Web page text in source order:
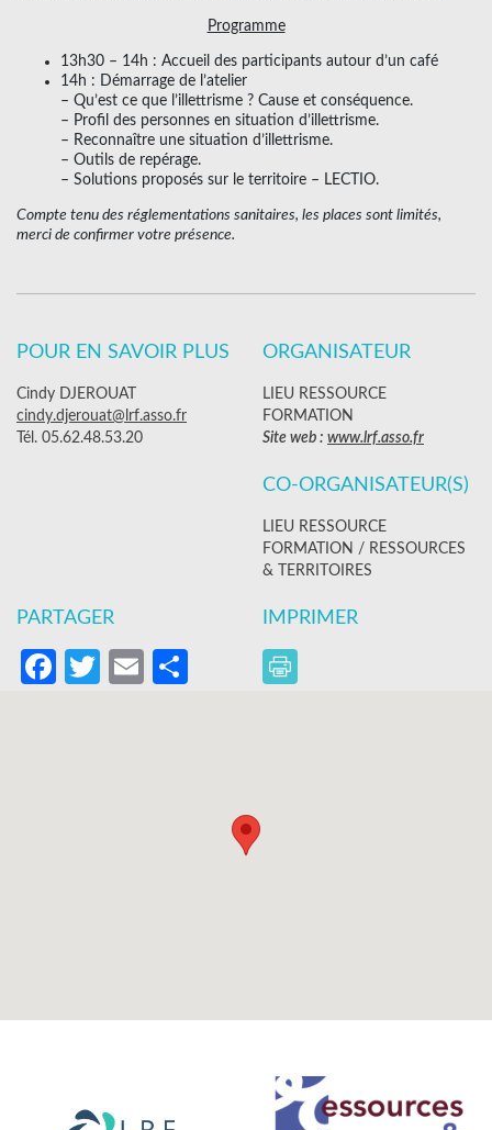
Programme
13h30 – 14h : Accueil des participants autour d’un café
14h : Démarrage de l’atelier
– Qu’est ce que l’illettrisme ? Cause et conséquence.
– Profil des personnes en situation d’illettrisme.
– Reconnaître une situation d’illettrisme.
– Outils de repérage.
– Solutions proposés sur le territoire – LECTIO.
Compte tenu des réglementations sanitaires, les places sont limités,
merci de confirmer votre présence.
POUR EN SAVOIR PLUS
Cindy DJEROUAT
cindy.djerouat@lrf.asso.fr
Tél. 05.62.48.53.20
ORGANISATEUR
LIEU RESSOURCE
FORMATION
Site web : www.lrf.asso.fr
CO-ORGANISATEUR(S)
LIEU RESSOURCE
FORMATION / RESSOURCES
& TERRITOIRES
PARTAGER
Facebook
Twitter
EmailPartager
IMPRIMER